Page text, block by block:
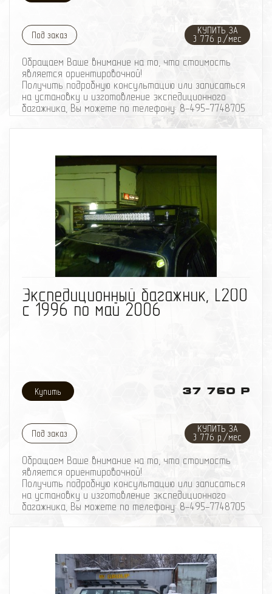
Под заказ
КУПИТЬ ЗА
3 776 р./мес
Обращаем Ваше внимание на то, что стоимость
является ориентировочной!
Получить подробную консультацию или записаться
на установку и изготовление экспедиционного
багажника, Вы можете по телефону: 8-495-7748705
Изготовление элементов силового обвеса,
Вес багажника: ~ 30-35 кг
Информация по материалам:
Экспедиционный багажник изготовлен из стальной
трубы диаметром - 25мм, толщина стенки трубы -
Внутренняя часть багажника изготовленна из
стальной сетки. Ячейка сетки - 50ммХ50мм, с
толщиной прутка сетки - 4мм;
Багажник окрашен порошковой краской.
Экспедиционный багажник, L200
с 1996 по май 2006
37 760 Р
Под заказ
КУПИТЬ ЗА
3 776 р./мес
Обращаем Ваше внимание на то, что стоимость
является ориентировочной!
Получить подробную консультацию или записаться
на установку и изготовление экспедиционного
багажника, Вы можете по телефону: 8-495-7748705
Вес багажника: ~ 30-35 кг
Информация по материалам:
Экспедиционный багажник изготовлен из стальной
трубы диаметром - 25мм, толщина стенки трубы -